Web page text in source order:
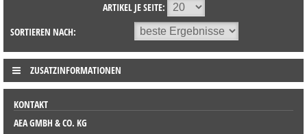
ARTIKEL JE SEITE:
SORTIEREN NACH:
ZUSATZINFORMATIONEN
KONTAKT
AEA GMBH & CO. KG